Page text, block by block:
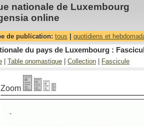
nationale de Luxembourg
online
de publication: tous quotidiens et
du pays de Luxembourg :
Table onomastique Collection Fascicule
Zoom